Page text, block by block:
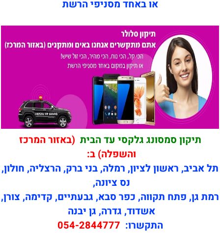
או באחד מסניפי הרשת
תיקון סמסונג גלקסי עד הבית (באזור המרכז
והשפלה) ב:
תל אביב, ראשון לציון, רמלה, בני ברק, הרצליה, חולון,
נס ציונה,
רמת גן, פתח תקווה, כפר סבא, גבעתיים, קדימה, צורן,
אשדוד, גדרה, גן יבנה
התקשרו: 054-2844777